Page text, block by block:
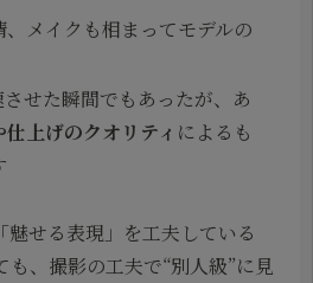
メイクも相まってモデルの
せた瞬間でもあったが、あ
上げのクオリティ によるも
魅せる表現」を工夫している
も、撮影の工夫で“別人級”に見